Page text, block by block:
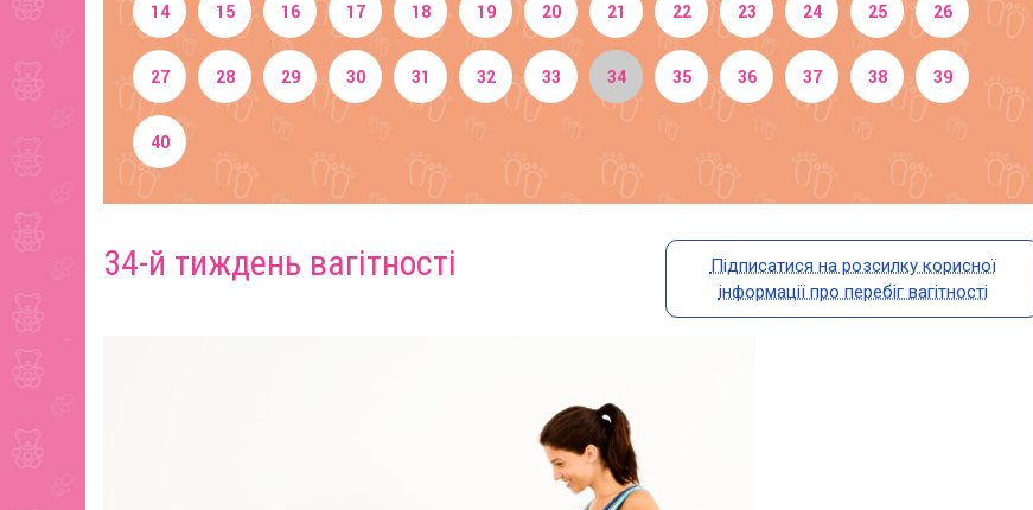
14 15 16 17 18 19 20 21 22 23 24 25 26
27 28 29 30 31 32 33 34 35 36 37 38 39
40
34-й тиждень вагітності
Підписатися на розсилку корисної
інформації про перебіг вагітності